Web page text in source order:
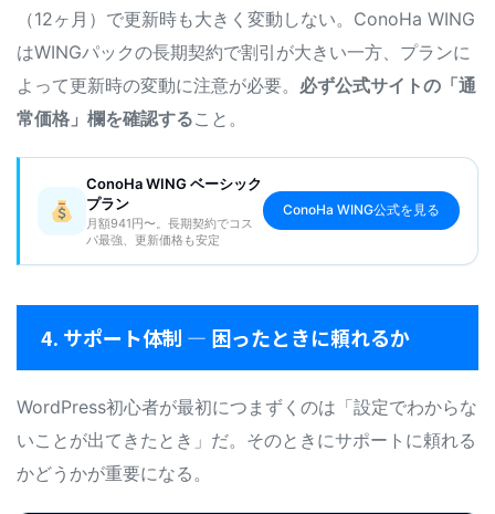
（12ヶ月）で更新時も大きく変動しない。ConoHa WING
はWINGパックの長期契約で割引が大きい一方、プランに
よって更新時の変動に注意が必要。 必ず公式サイトの「通
常価格」欄を確認すること。
ConoHa WING ベーシック
プラン
月額941円〜。長期契約でコス
パ最強、更新価格も安定
ConoHa WING公式を見る
4. サポート体制 — 困ったときに頼れるか
WordPress初心者が最初につまずくのは「設定でわからな
いことが出てきたとき」だ。そのときにサポートに頼れる
かどうかが重要になる。